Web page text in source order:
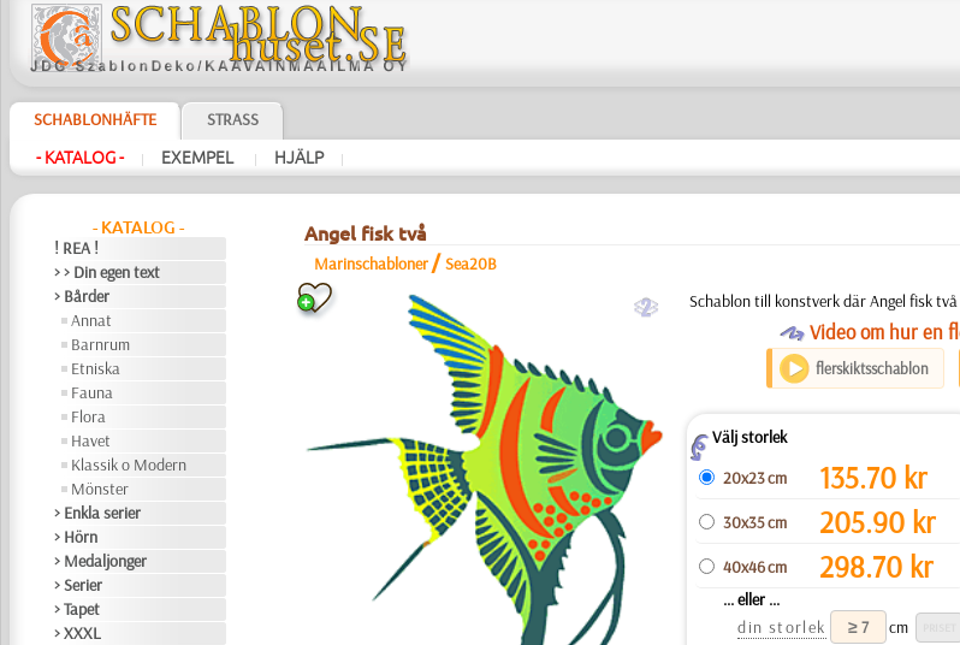
SCHABLONHÄFTE STRASS
- KATALOG - | EXEMPEL | HJÄLP |
- KATALOG -
! REA !
> > Din egen text
> Bårder
Annat
Barnrum
Etniska
Fauna
Flora
Havet
Klassik o Modern
Mönster
> Enkla serier
> Hörn
> Medaljonger
> Serier
> Tapet
> XXXL
Angel fisk två
Marinschabloner /Sea20B
b Schablon till konstverk där Angel fisk
O Video om hur en
flerskiktsschablon
ZVälj storlek
20x23 cm
135.70kr
30x35 cm 205.90kr
40x46 cm 298.70kr
... eller ...
din storlek
cm